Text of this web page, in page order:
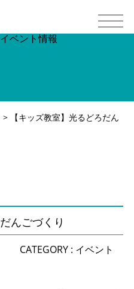
> 【キッズ教室】光るどろだん
んごづくり
CATEGORY : イベント